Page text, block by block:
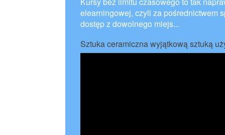
elearningowej, czyli za pośrednictwem
dostęp z dowolnego miejs...
Sztuka ceramiczna wyjątkową sztuką